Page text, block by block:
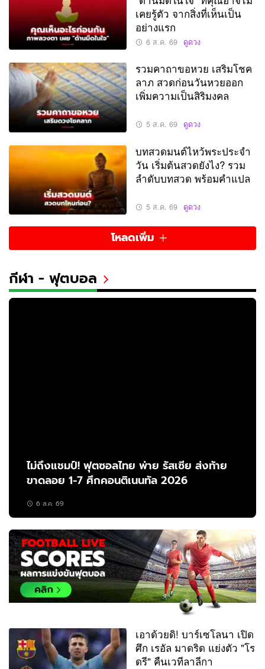
เคยรู้ตัว จากสิ่งที่เห็นเป็น
อย่างแรก
6 ส.ค. 69 ดูดวง
รวมคาถาขอหวย เสริมโชค
ลาภ สวดก่อนวันหวยออก
เพิ่มความเป็นสิริมงคล
5 ส.ค. 69 ดูดวง
บทสวดมนต์ไหว้พระประจำ
วัน เริ่มต้นสวดยังไง? รวม
ลำดับบทสวด พร้อมคำแปล
5 ส.ค. 69 ดูดวง
โหลดเพิ่ม
กีฬา - ฟุตบอล
ไม่ถึงแชมป์! ฟุตซอลไทย พ่าย รัสเซีย ส่งท้าย
ขาดลอย 1-7 ศึกคอนติเนนทัล 2026
6 ส.ค. 69
เอาด้วยดิ! บาร์เซโลนา เปิด
ศึก เรอัล มาดริด แย่งตัว "โร
ดรี" คืนเวทีลาลีกา